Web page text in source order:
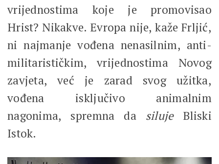
vrijednostima koje je promovisao
Hrist? Nikakve. Evropa nije, kaže Frljić,
ni najmanje vođena nenasilnim, anti-
militarističkim, vrijednostima Novog
zavjeta, već je zarad svog užitka,
vođena isključivo animalnim
nagonima, spremna da silujeBliski
Istok.